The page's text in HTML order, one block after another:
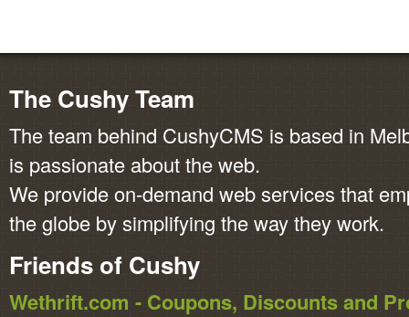
The Cushy Team
The team behind CushyCMS is based in
is passionate about the web.
We provide on-demand web services that
the globe by simplifying the way they work.
Friends of Cushy
Wethrift.com - Coupons, Discounts and